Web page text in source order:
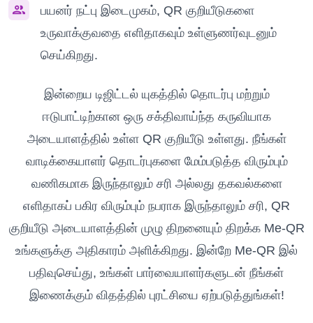
பயனர் நட்பு இடைமுகம், QR குறியீடுகளை
உருவாக்குவதை எளிதாகவும் உள்ளுணர்வுடனும்
செய்கிறது.
இன்றைய டிஜிட்டல் யுகத்தில் தொடர்பு மற்றும்
ஈடுபாட்டிற்கான ஒரு சக்திவாய்ந்த கருவியாக
அடையாளத்தில் உள்ள QR குறியீடு உள்ளது. நீங்கள்
வாடிக்கையாளர் தொடர்புகளை மேம்படுத்த விரும்பும்
வணிகமாக இருந்தாலும் சரி அல்லது தகவல்களை
எளிதாகப் பகிர விரும்பும் நபராக இருந்தாலும் சரி, QR
குறியீடு அடையாளத்தின் முழு திறனையும் திறக்க Me-QR
உங்களுக்கு அதிகாரம் அளிக்கிறது. இன்றே Me-QR இல்
பதிவுசெய்து, உங்கள் பார்வையாளர்களுடன் நீங்கள்
இணைக்கும் விதத்தில் புரட்சியை ஏற்படுத்துங்கள்!